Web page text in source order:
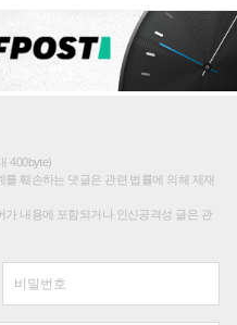
400byte)
훼손하는 댓글은 관련 법률에 의해 제재
내용에 포함되거나 인신공격성 글은 관